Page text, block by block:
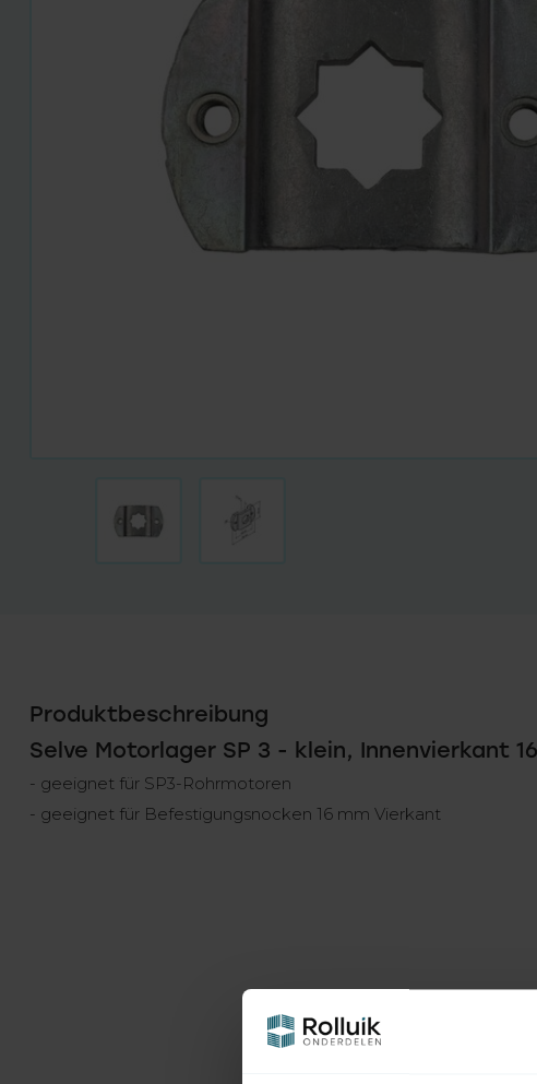
Produktbeschreibung
Selve Motorlager SP 3 - klein, Innenvierkant
- geeignet für SP3-Rohrmotoren
- geeignet für Befestigungsnocken 16 mm Vierkant